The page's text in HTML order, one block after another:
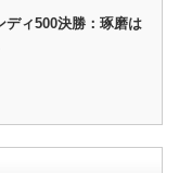
ディ500決勝：琢磨は